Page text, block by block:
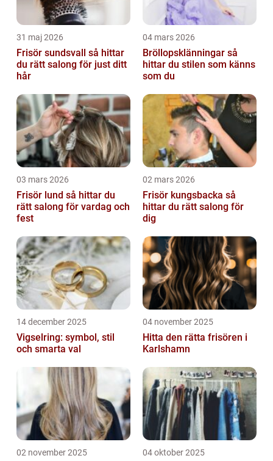
31 maj 2026
Frisör sundsvall så hittar
du rätt salong för just ditt
hår
04 mars 2026
Bröllopsklänningar så
hittar du stilen som känns
som du
03 mars 2026
Frisör lund så hittar du
rätt salong för vardag och
fest
02 mars 2026
Frisör kungsbacka så
hittar du rätt salong för
dig
14 december 2025
Vigselring: symbol, stil
och smarta val
04 november 2025
Hitta den rätta frisören i
Karlshamn
02 november 2025 04 oktober 2025